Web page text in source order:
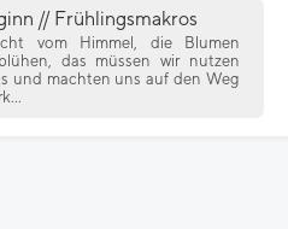
// Frühlingsmakros
vom Himmel, die Blumen
das müssen wir nutzen
und machten uns auf den Weg